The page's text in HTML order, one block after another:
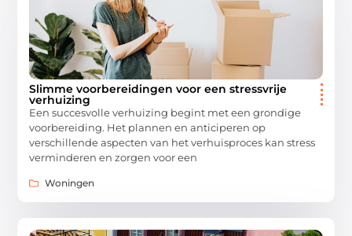
Slimme voorbereidingen voor een stressvrije
verhuizing
Een succesvolle verhuizing begint met een grondige
voorbereiding. Het plannen en anticiperen op
verschillende aspecten van het verhuisproces kan stress
verminderen en zorgen voor een
Woningen